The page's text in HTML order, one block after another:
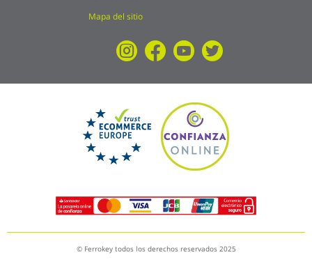
Mapa del sitio
© Ferrokey todos los derechos reservados 2025